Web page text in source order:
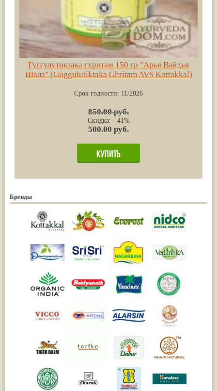
Гуггулутиктака гхритам 150 гр "Арья Вайдья
Шала" (Guggulutiktaka Ghritam AVS Kottakkal)
Срок годности: 11/2026
850.00 руб.
Скидка: - 41%
500.00 руб.
Бренды